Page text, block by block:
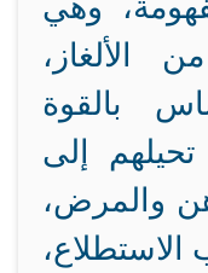
الألغاز،
بالقوة
إلى
والمرض،